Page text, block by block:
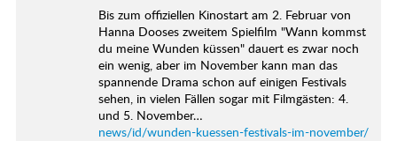
Bis zum offiziellen Kinostart am 2. Februar von
Hanna Dooses zweitem Spielfilm "Wann kommst
du meine Wunden küssen" dauert es zwar noch
ein wenig, aber im November kann man das
spannende Drama schon auf einigen Festivals
sehen, in vielen Fällen sogar mit Filmgästen: 4.
und 5. November…
news/id/wunden-kuessen-festivals-im-november/